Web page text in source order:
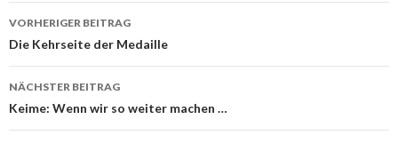
Beitrags-
Navigation
VORHERIGER BEITRAG
Die Kehrseite der Medaille
NÄCHSTER BEITRAG
Keime: Wenn wir so weiter machen …